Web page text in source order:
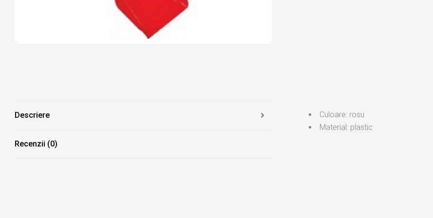
Descriere
Recenzii (0)
Culoare: rosu
Material: plastic